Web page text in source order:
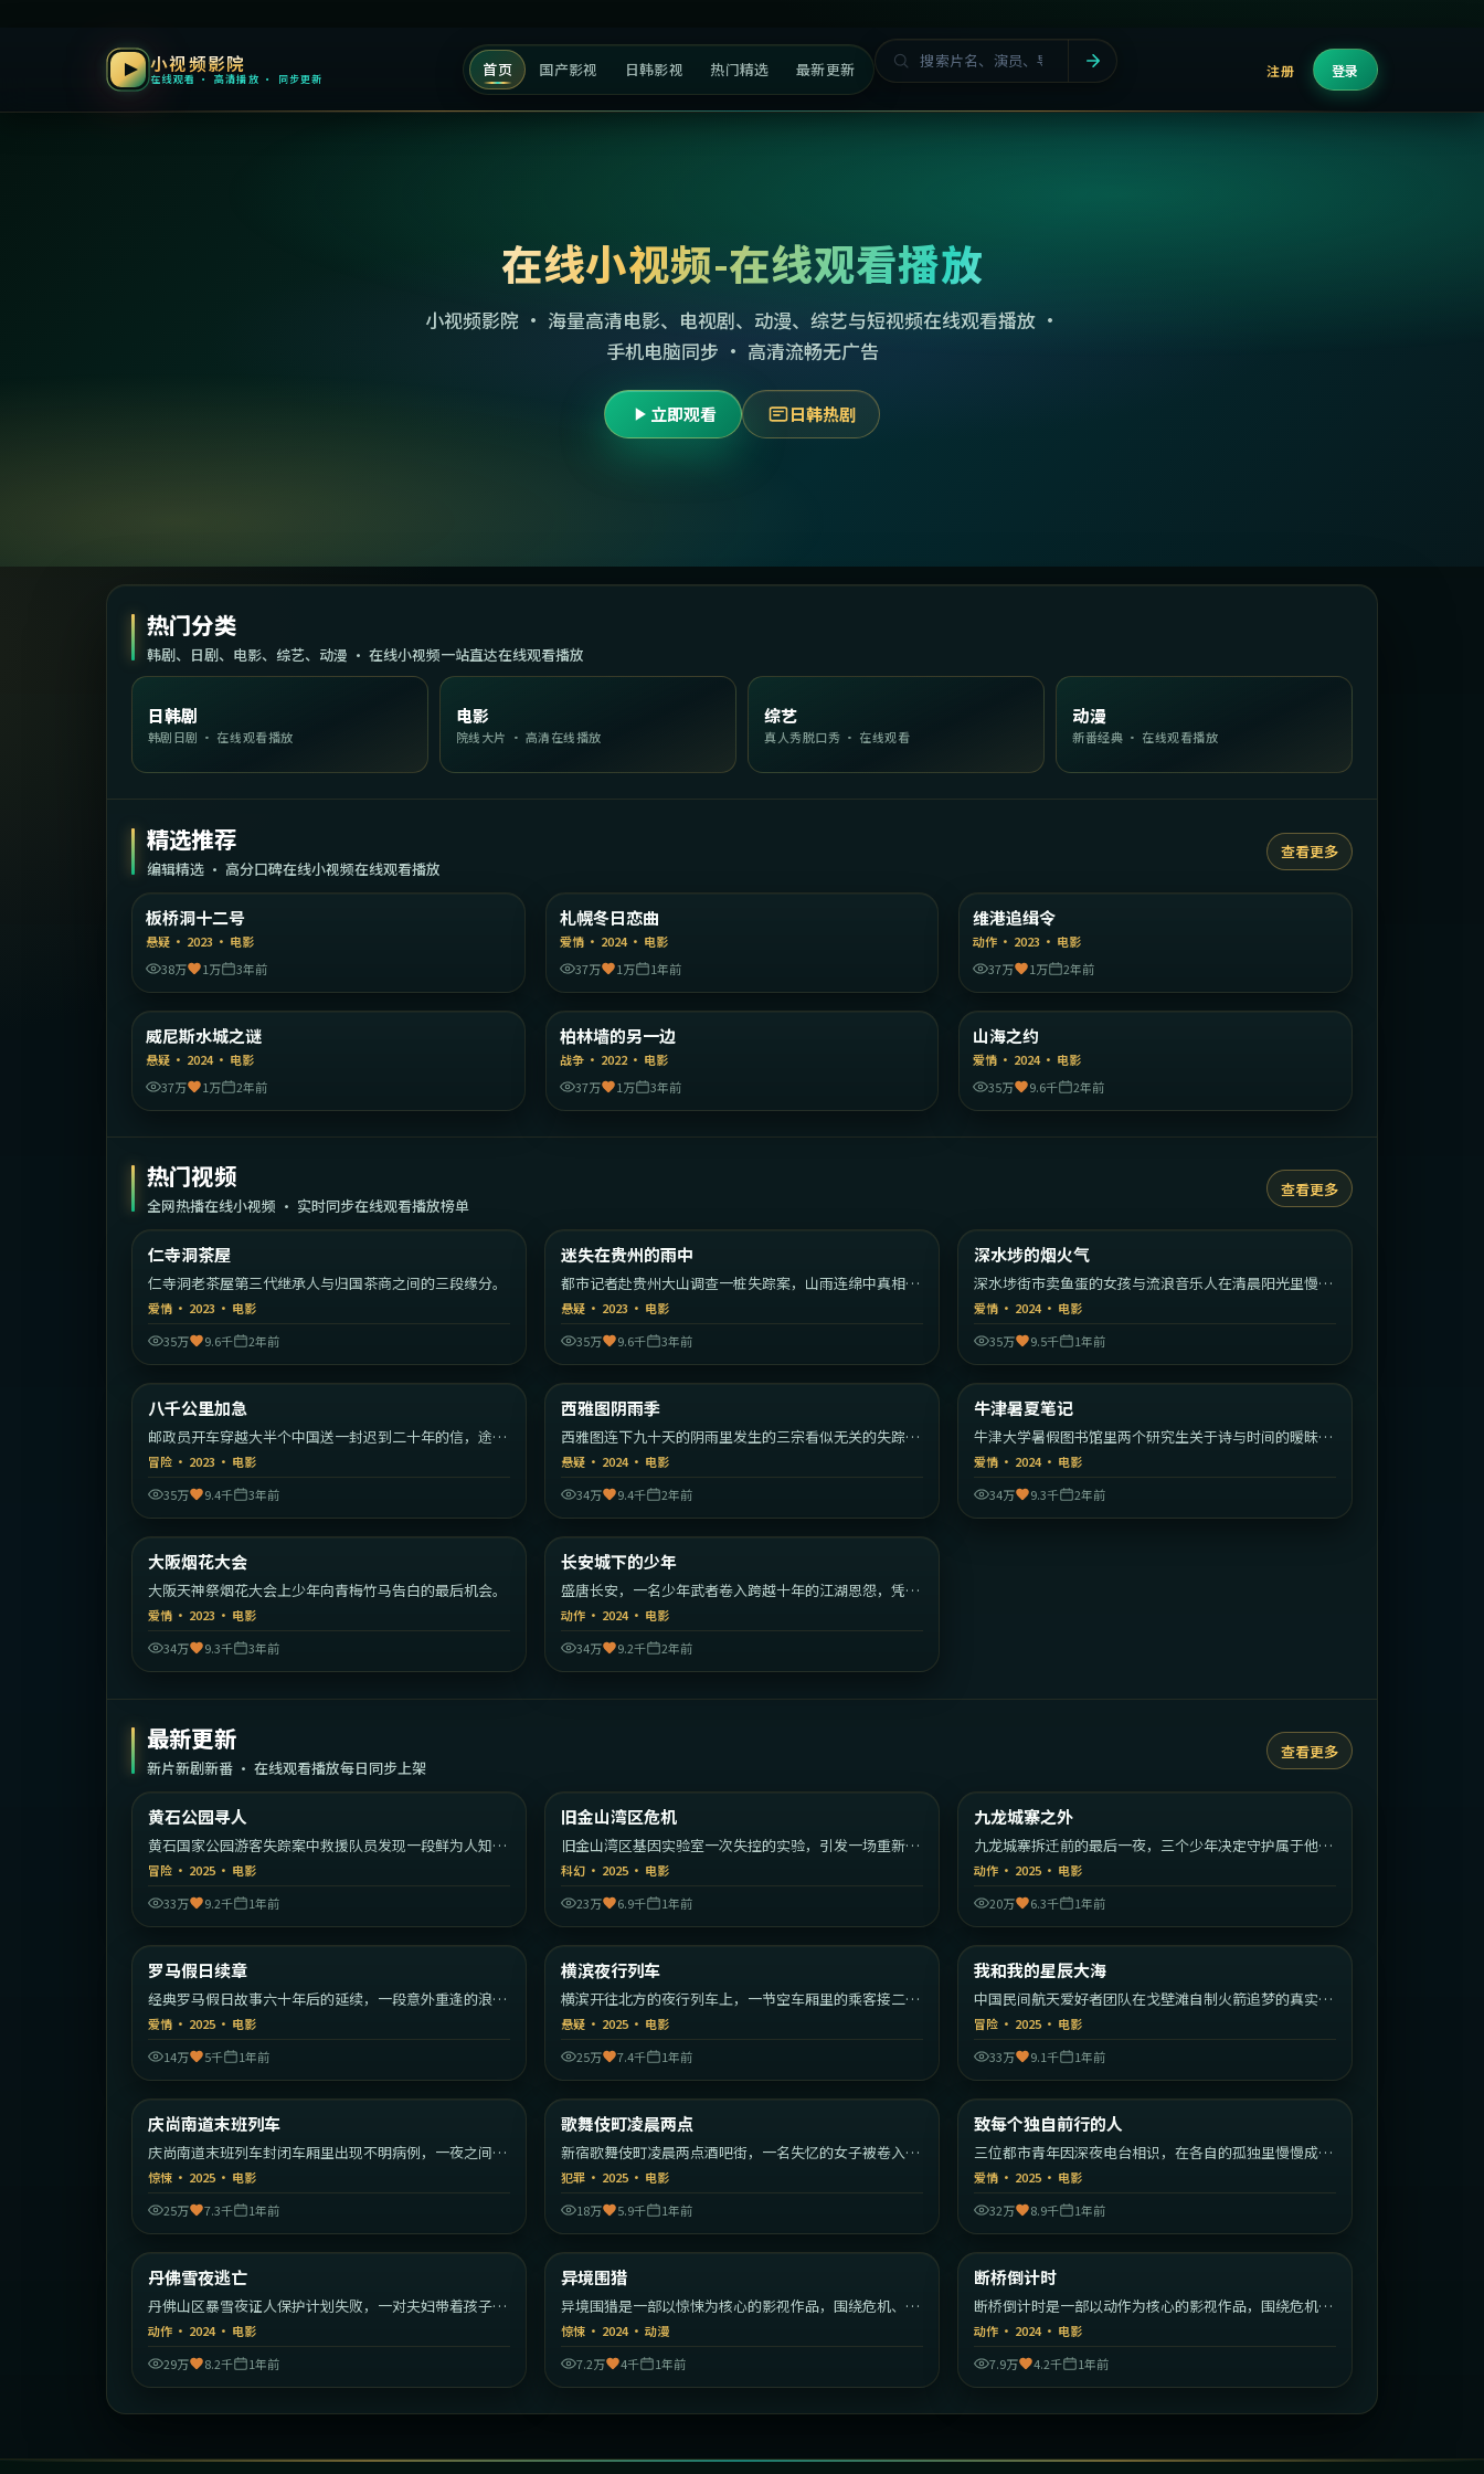
小视频影院
在线观看 · 高清播放 · 同步更新 首页 国产影视 日韩影视 热门精选 最新更新 注册 登录
在线小视频-在线观看播放
小视频影院 · 海量高清电影、电视剧、动漫、综艺与短视频在线观看播放 ·
手机电脑同步 · 高清流畅无广告
立即观看 日韩热剧
热门分类
韩剧、日剧、电影、综艺、动漫 · 在线小视频一站直达在线观看播放
日韩剧
韩剧日剧 · 在线观看播放
电影
院线大片 · 高清在线播放
综艺
真人秀脱口秀 · 在线观看
动漫
新番经典 · 在线观看播放
精选推荐
编辑精选 · 高分口碑在线小视频在线观看播放
查看更多
精选
板桥洞十二号
悬疑· 2023 · 电影
38万
1万 3年前
精选
札幌冬日恋曲
爱情· 2024· 电影
37万
1万 1年前
精选
2:05:16
维港追缉令
动作 · 2023 · 电影
37万
1万 2年前
精选
威尼斯水城之谜
悬疑· 2024· 电影
37万
1万 2年前
精选
柏林墙的另一边
战争· 2022· 电影
37万
1万 3年前
精选
山海之约
爱情 · 2024· 电影
35万
9.6千 2年前
热门视频
全网热播在线小视频 · 实时同步在线观看播放榜单
查看更多
热门
2:08:11
仁寺洞茶屋
仁寺洞老茶屋第三代继承人与归国茶商之间的三段缘分。
爱情· 2023 · 电影
35万
9.6千 2年前
热门
迷失在贵州的雨中
都市记者赴贵州大山调查一桩失踪案，山雨连绵中真相与
传说渐渐重合。
悬疑· 2023 · 电影
35万
9.6千 3年前
热门
1:57:51
深水埗的烟火气
深水埗街市卖鱼蛋的女孩与流浪音乐人在清晨阳光里慢慢
靠近。
爱情 · 2024· 电影
35万
9.5千 1年前
热门
1:42:57
八千公里加急
邮政员开车穿越大半个中国送一封迟到二十年的信，途中
遇见各色旅人。
冒险· 2023 · 电影
35万
9.4千 3年前
热门
1:37:45
西雅图阴雨季
西雅图连下九十天的阴雨里发生的三宗看似无关的失踪
案。
悬疑· 2024· 电影
34万
9.4千 2年前
热门
1:59:26
牛津暑夏笔记
牛津大学暑假图书馆里两个研究生关于诗与时间的暧昧通
信。
爱情 · 2024· 电影
34万
9.3千 2年前
热门
1:51:02
大阪烟花大会
大阪天神祭烟花大会上少年向青梅竹马告白的最后机会。
爱情· 2023 · 电影
34万
9.3千 3年前
热门
1:52:14
长安城下的少年
盛唐长安，一名少年武者卷入跨越十年的江湖恩怨，凭剑
法与智慧揭开尘封往事。
动作· 2024· 电影
34万
9.2千 2年前
最新更新
新片新剧新番 · 在线观看播放每日同步上架
查看更多
最新
黄石公园寻人
黄石国家公园游客失踪案中救援队员发现一段鲜为人知的
家族秘密。
冒险· 2025· 电影
33万
9.2千 1年前
最新
旧金山湾区危机
旧金山湾区基因实验室一次失控的实验，引发一场重新定
义人类的危机。
科幻· 2025· 电影
23万
6.9千 1年前
最新
2:07:26
九龙城寨之外
九龙城寨拆迁前的最后一夜，三个少年决定守护属于他们
的江湖。
动作 · 2025 · 电影
20万
6.3千 1年前
最新
罗马假日续章
经典罗马假日故事六十年后的延续，一段意外重逢的浪漫
旅程。
爱情· 2025· 电影
14万
5千 1年前
最新
横滨夜行列车
横滨开往北方的夜行列车上，一节空车厢里的乘客接二连
三消失。
悬疑· 2025· 电影
25万
7.4千 1年前
最新
我和我的星辰大海
中国民间航天爱好者团队在戈壁滩自制火箭追梦的真实改
编故事。
冒险 · 2025 · 电影
33万
9.1千 1年前
最新
庆尚南道末班列车
庆尚南道末班列车封闭车厢里出现不明病例，一夜之间秩
序崩塌。
惊悚· 2025· 电影
25万
7.3千 1年前
最新
歌舞伎町凌晨两点
新宿歌舞伎町凌晨两点酒吧街，一名失忆的女子被卷入帮
派权力斗争。
犯罪· 2025· 电影
18万
5.9千 1年前
最新
致每个独自前行的人
三位都市青年因深夜电台相识，在各自的孤独里慢慢成为
彼此的灯塔。
爱情 · 2025 · 电影
32万
8.9千 1年前
最新
丹佛雪夜逃亡
丹佛山区暴雪夜证人保护计划失败，一对夫妇带着孩子开
始绝命逃亡。
动作· 2024· 电影
29万
8.2千 1年前
最新
异境围猎
异境围猎是一部以惊悚为核心的影视作品，围绕危机、反
转与人物成长展开，整体节奏紧凑，值得推荐观看。
惊悚· 2024· 动漫
7.2万
4千 1年前
最新
断桥倒计时
断桥倒计时是一部以动作为核心的影视作品，围绕危机、
反转与人物成长展开，整体节奏紧凑，值得推荐观看。
动作 · 2024· 电影
7.9万
4.2千 1年前